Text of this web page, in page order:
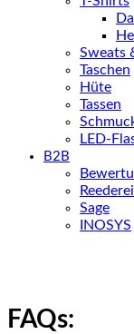
Sweats
Taschen
Hüte
Tassen
LED-
B2B
Sage
INOSYS
FAQs: